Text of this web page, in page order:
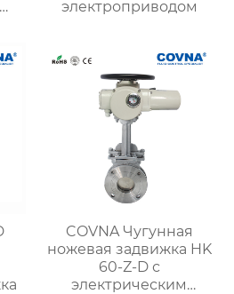
электроприводом
COVNA Чугунная
ножевая задвижка HK
60-Z-D с
электрическим